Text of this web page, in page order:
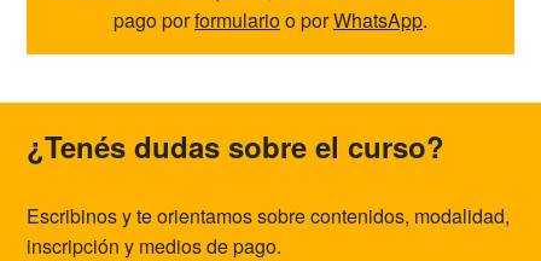
pago porformularioo porWhatsApp.
¿Tenés dudas sobre el curso?
Escribinos y te orientamos sobre contenidos, modalidad,
inscripción y medios de pago.